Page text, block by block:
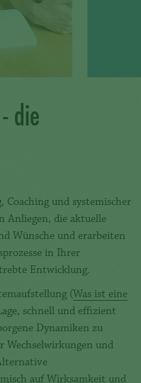
- die
und systemischer
Anliegen, die aktuelle
Wünsche und erarbeiten
in Ihrer
Entwicklung.
(Was ist eine
schnell und effizient
Dynamiken zu
Wechselwirkungen und
auf Wirksamkeit und